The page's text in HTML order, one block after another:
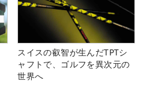
スイスの叡智が生んだTPTシ
ャフトで、ゴルフを異次元の
世界へ